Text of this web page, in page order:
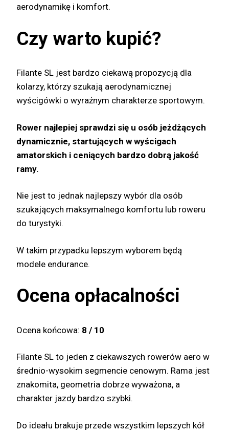
aerodynamikę i komfort.
Czy warto kupić?
Filante SL jest bardzo ciekawą propozycją dla
kolarzy, którzy szukają aerodynamicznej
wyścigówki o wyraźnym charakterze sportowym.
Rower najlepiej sprawdzi się u osób jeżdżących
dynamicznie, startujących w wyścigach
amatorskich i ceniących bardzo dobrą jakość
ramy.
Nie jest to jednak najlepszy wybór dla osób
szukających maksymalnego komfortu lub roweru
do turystyki.
W takim przypadku lepszym wyborem będą
modele endurance.
Ocena opłacalności
Ocena końcowa: 8 / 10
Filante SL to jeden z ciekawszych rowerów aero w
średnio-wysokim segmencie cenowym. Rama jest
znakomita, geometria dobrze wyważona, a
charakter jazdy bardzo szybki.
Do ideału brakuje przede wszystkim lepszych kół